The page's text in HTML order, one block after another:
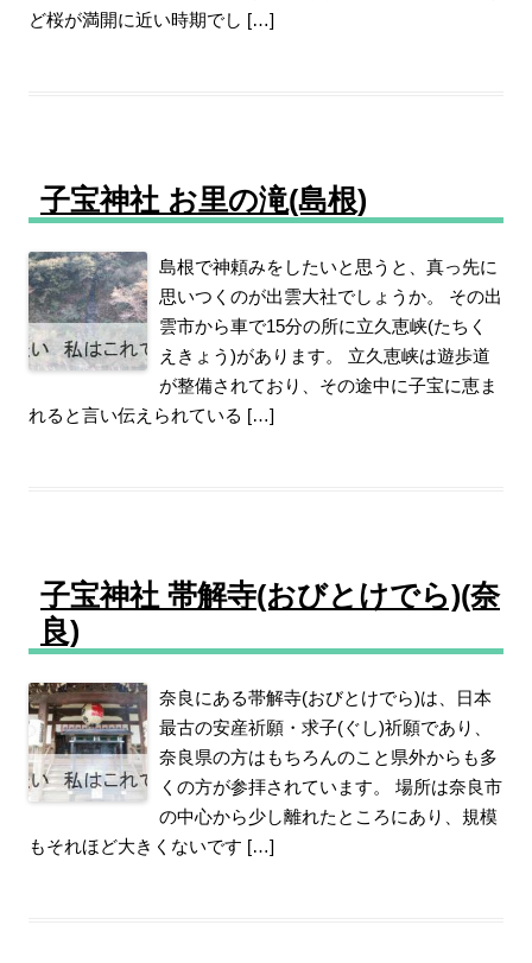
ど桜が満開に近い時期でし […]
子宝神社 お里の滝(島根)
島根で神頼みをしたいと思うと、真っ先に
思いつくのが出雲大社でしょうか。 その出
雲市から車で15分の所に立久恵峡(たちく
えきょう)があります。 立久恵峡は遊歩道
が整備されており、その途中に子宝に恵ま
れると言い伝えられている […]
子宝神社 帯解寺(おびとけでら)(奈
良)
奈良にある帯解寺(おびとけでら)は、日本
最古の安産祈願・求子(ぐし)祈願であり、
奈良県の方はもちろんのこと県外からも多
くの方が参拝されています。 場所は奈良市
の中心から少し離れたところにあり、規模
もそれほど大きくないです […]